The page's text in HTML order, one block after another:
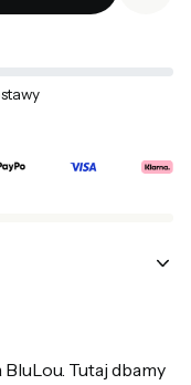
Tutaj dbamy